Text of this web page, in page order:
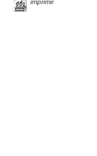
imprimir